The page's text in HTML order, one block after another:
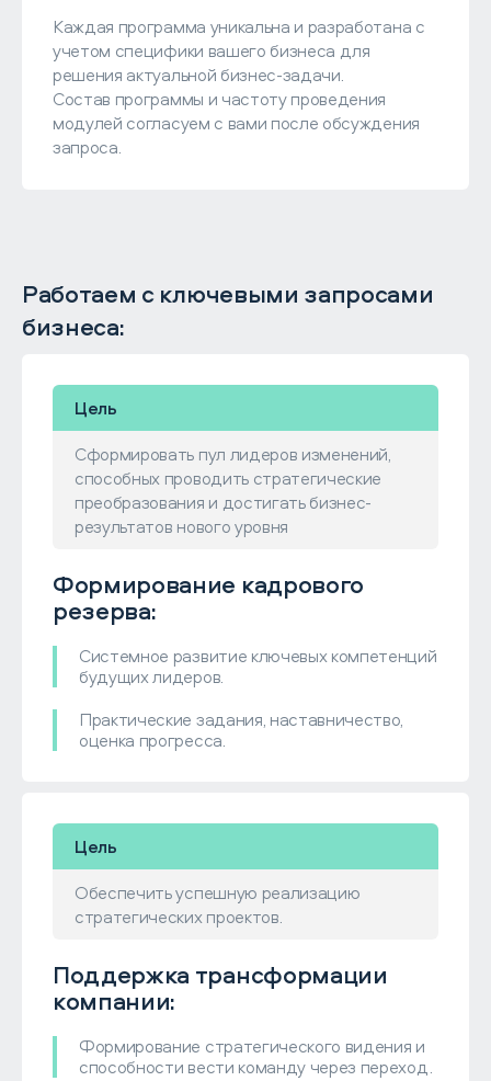
Каждая программа уникальна и разработана с
учетом специфики вашего бизнеса для
решения актуальной бизнес-задачи.
Состав программы и частоту проведения
модулей согласуем с вами после обсуждения
запроса.
Работаем с ключевыми запросами
бизнеса:
Цель
Сформировать пул лидеров изменений,
способных проводить стратегические
преобразования и достигать бизнес-
результатов нового уровня
Формирование кадрового
резерва:
Системное развитие ключевых компетенций
будущих лидеров.
Практические задания, наставничество,
оценка прогресса.
Цель
Обеспечить успешную реализацию
стратегических проектов.
Поддержка трансформации
компании:
Формирование стратегического видения и
способности вести команду через переход.